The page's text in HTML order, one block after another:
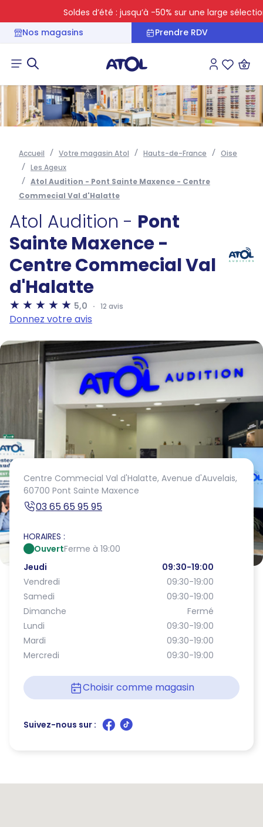
Soldes d’été : jusqu’à -50% sur une large sélection
Nos magasins
Prendre RDV
Connexion
Accueil Votre magasin Atol Hauts-de-France
Oise
Les Ageux
Atol Audition - Pont Sainte Maxence - Centre
Commecial Val d'Halatte
Atol Audition - Pont
Sainte Maxence -
Centre Commecial Val
d'Halatte
5,0 12 avis
Donnez votre avis
Centre Commecial Val d'Halatte, Avenue d'Auvelais,
60700 Pont Sainte Maxence
03 65 65 95 95
HORAIRES :
OuvertFerme à 19:00
Jeudi
09:30-19:00
Vendredi
09:30-19:00
Samedi
09:30-19:00
Dimanche
Fermé
Lundi
09:30-19:00
Mardi
09:30-19:00
Mercredi
09:30-19:00
Choisir comme magasin
Suivez-nous sur :